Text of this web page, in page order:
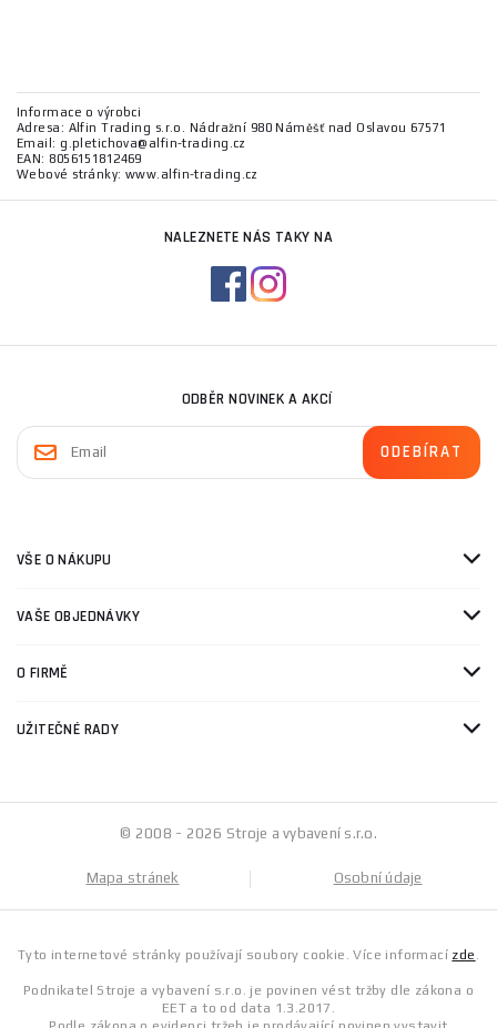
Informace o výrobci
Adresa: Alfin Trading s.r.o. Nádražní 980 Náměšť nad Oslavou 67571
Email: g.pletichova@alfin-trading.cz
EAN: 8056151812469
Webové stránky: www.alfin-trading.cz
NALEZNETE NÁS TAKY NA
ODBĚR NOVINEK A AKCÍ
VŠE O NÁKUPU
VAŠE OBJEDNÁVKY
O FIRMĚ
UŽITEČNÉ RADY
© 2008 - 2026 Stroje a vybavení s.r.o.
Mapa stránek Osobní údaje
Tyto internetové stránky používají soubory cookie. Více informací zde .
Podnikatel Stroje a vybavení s.r.o. je povinen vést tržby dle zákona o
EET a to od data 1.3.2017.